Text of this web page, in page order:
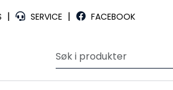
| SERVICE | FACEBOOK